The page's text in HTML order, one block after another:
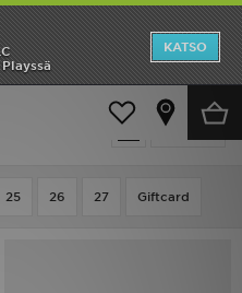
KATSO
(Koot 16-27) Sandaalit
Suodata
25 26 27 Giftcard